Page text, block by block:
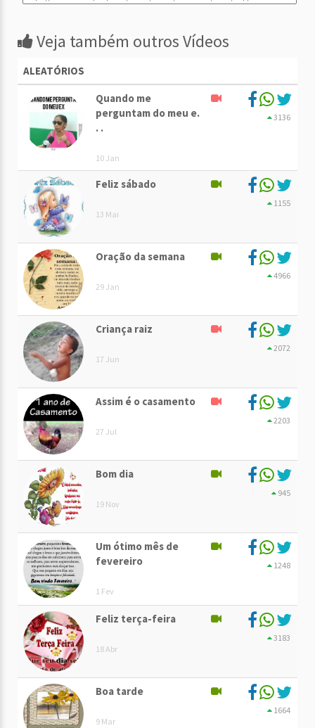
Veja também outros Vídeos
ALEATÓRIOS
Quando me
perguntam do meu e.
. .
10 Jan
3136
Feliz sábado
13 Mai
1155
Oração da semana
29 Jan
4966
Criança raiz
17 Jun
2072
Assim é o casamento
27 Jul
2203
Bom dia
19 Nov
945
Um ótimo mês de
fevereiro
1 Fev
1248
Feliz terça-feira
18 Abr
3183
Boa tarde
9 Mar
1664